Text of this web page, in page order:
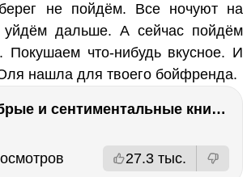
не пойдём. Все ночуют на
уйдём дальше. А сейчас пойдём
Покушаем что-нибудь вкусное. И
нашла для твоего бойфренда.
Оооочень добрые и сентиментальные книги. Бабушка велела кланяться и История Артура Трулава
27.3 тыс.